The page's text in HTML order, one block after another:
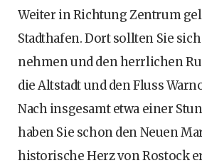
Weiter in Richtung Zentrum
Stadthafen. Dort sollten Sie
nehmen und den herrlichen
die Altstadt und den Fluss
Nach insgesamt etwa einer
haben Sie schon den Neuen
historische Herz von Rostock